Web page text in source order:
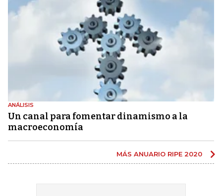
ANÁLISIS
Un canal para fomentar dinamismo a la
macroeconomía
MÁS ANUARIO RIPE 2020